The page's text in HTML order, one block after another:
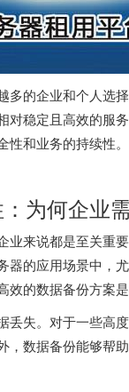
多的企业和个人选
对稳定且高效的服
性和业务的持续性
为何企业
业来说都是至关重
器的应用场景中，
的数据备份方案
丢失。对于一些高
，数据备份能够帮